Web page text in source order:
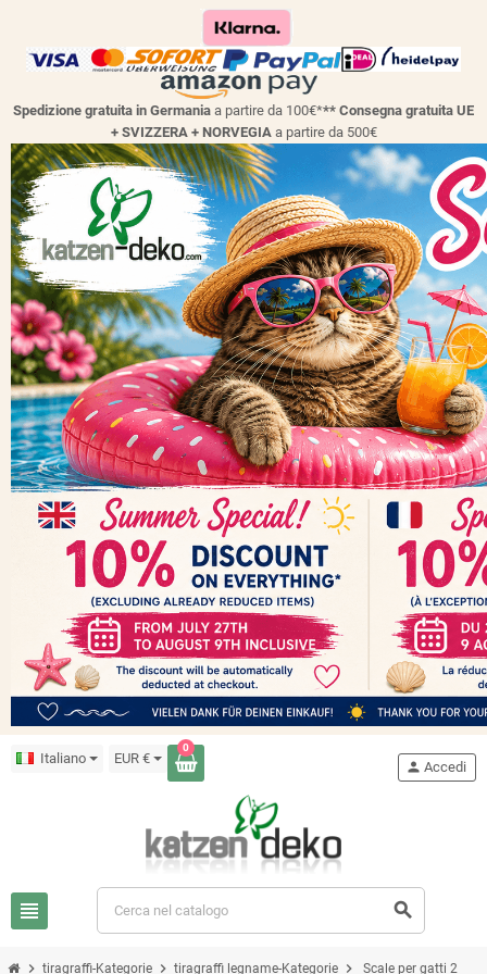
Spedizione gratuita in Germania a partire da 100€*** Consegna gratuita UE
+ SVIZZERA + NORVEGIAa partire da 500€
Italiano EUR €
0
view_headline search
person Accedi
chevron_right tiragraffi-Kategorie chevron_right tiragraffi legname-Kategorie chevron_right Scale per gatti 2